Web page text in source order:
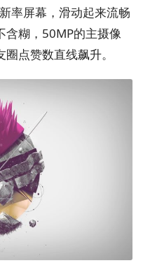
率屏幕，滑动起来流畅
含糊，50MP的主摄像
点赞数直线飙升。